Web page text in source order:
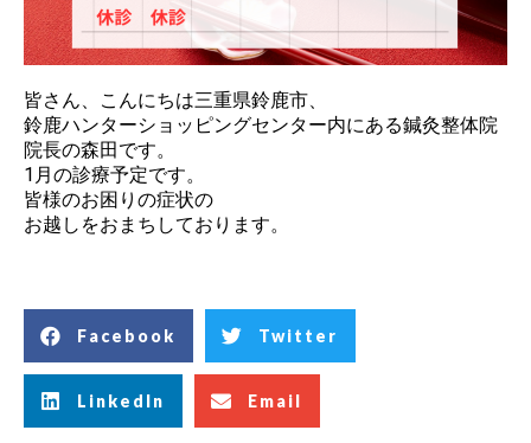
皆さん、こんにちは三重県鈴鹿市、
鈴鹿ハンターショッピングセンター内にある鍼灸整体院
院長の森田です。
1月の診療予定です。
皆様のお困りの症状の
お越しをおまちしております。
Facebook Twitter
LinkedIn Email